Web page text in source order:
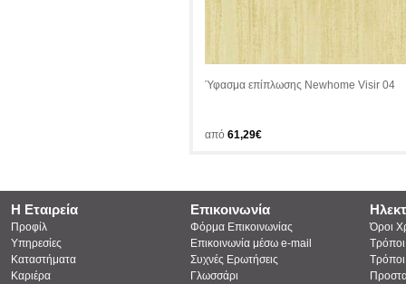
Ύφασμα επίπλωσης Newhome Visir 04
από 61,29€
Η Εταιρεία
Προφίλ
Υπηρεσίες
Καταστήματα
Καριέρα
Επικοινωνία
Φόρμα Επικοινωνίας
Επικοινωνία μέσω e-mail
Συχνές Ερωτήσεις
Γλωσσάρι
Όροι